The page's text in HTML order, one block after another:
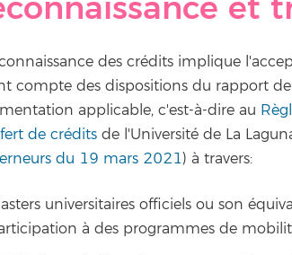
et
des crédits implique
compte des dispositions du rapport
applicable, c'est-à-dire au
de crédits de l'Université de La
du 19 mars 2021) à travers:
universitaires officiels ou son
à des programmes de